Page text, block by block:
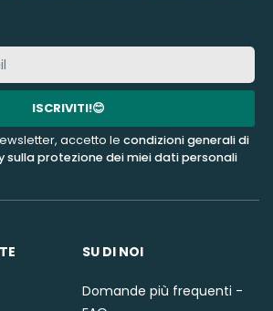
e-
mail
ISCRIVITI!😊
accetto le condizioni generali di
sulla protezione dei miei dati personali
SU DI NOI
Domande più frequenti -